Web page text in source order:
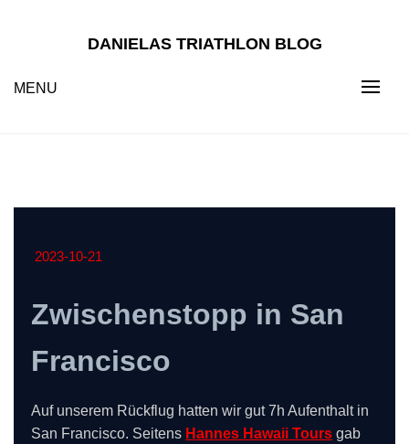
DANIELAS TRIATHLON BLOG
MENU
2023-10-21
Zwischenstopp in San
Francisco
Auf unserem Rückflug hatten wir gut 7h Aufenthalt in
San Francisco. Seitens Hannes Hawaii Tours gab